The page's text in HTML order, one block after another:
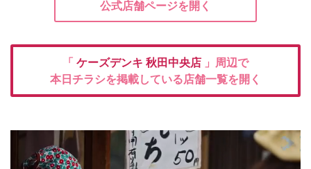
公式店舗ページを開く
「 ケーズデンキ 秋田中央店 」周辺で
本日チラシを掲載している店舗一覧を開く